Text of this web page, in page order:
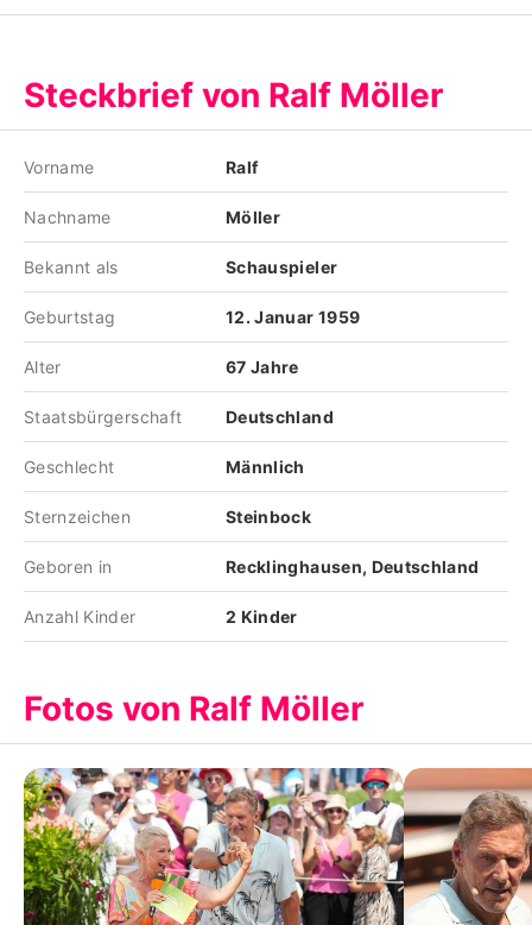
Impressum
Nutzungsbedingungen
Utiq verwalten
Steckbrief von Ralf Möller
Vorname Ralf
Nachname Möller
Bekannt als Schauspieler
Geburtstag 12. Januar 1959
Alter 67 Jahre
Staatsbürgerschaft Deutschland
Geschlecht Männlich
Sternzeichen Steinbock
Geboren in Recklinghausen, Deutschland
Anzahl Kinder 2 Kinder
Fotos von Ralf Möller